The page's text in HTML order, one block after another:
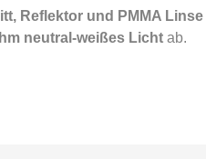
Reflektor und PMMA Linse
neutral-weißes Licht ab.